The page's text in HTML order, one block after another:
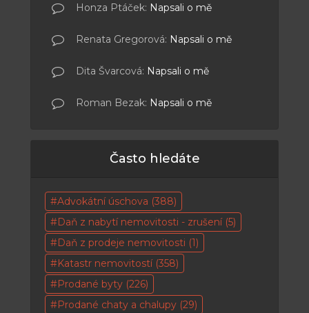
Honza Ptáček: Napsali o mě
Renata Gregorová: Napsali o mě
Dita Švarcová: Napsali o mě
Roman Bezak: Napsali o mě
Často hledáte
Advokátní úschova (388)
Daň z nabytí nemovitosti - zrušení(5)
Daň z prodeje nemovitosti (1)
Katastr nemovitostí(358)
Prodané byty (226)
Prodané chaty a chalupy (29)